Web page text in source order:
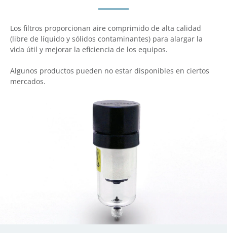
Los filtros proporcionan aire comprimido de alta calidad
(libre de líquido y sólidos contaminantes) para alargar la
vida útil y mejorar la eficiencia de los equipos.
Algunos productos pueden no estar disponibles en ciertos
mercados.